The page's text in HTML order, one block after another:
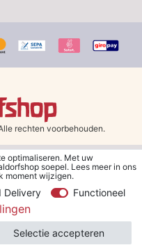
rechten voorbehouden.
vanaf 79 euro bij het
"DHL - Besparing op
per e-mail nadat je je hebt
is 30 dagen geldig
van € 30.
optimaliseren. Met uw
soepel. Lees meer in ons
moment wijzigen.
Delivery Functioneel
Selectie accepteren